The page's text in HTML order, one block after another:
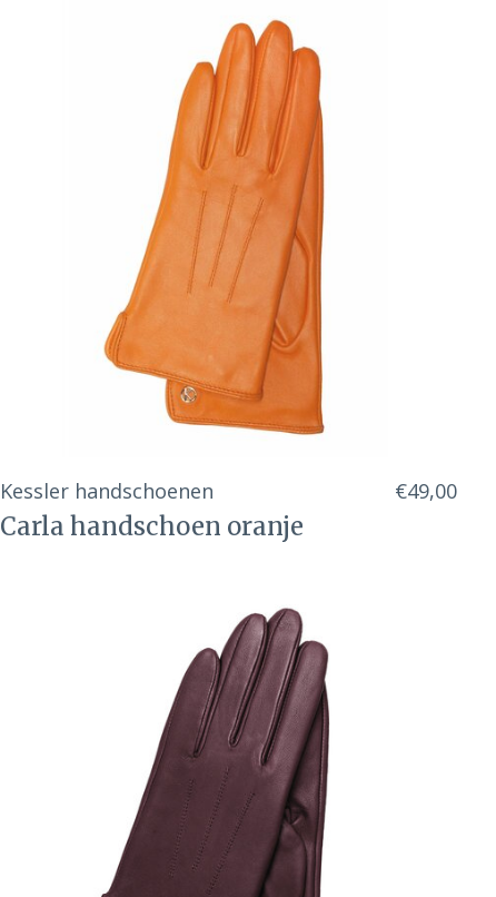
Kessler handschoenen
Carla handschoen oranje
€49,00